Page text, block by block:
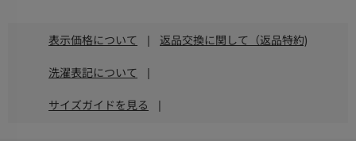
表示価格について | 返品交換に関して（返品特約)
洗濯表記について |
サイズガイドを見る |